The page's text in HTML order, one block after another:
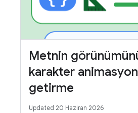
Metnin
karakter
getirme
Updated 20 Haziran 2026